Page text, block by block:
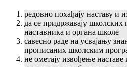
редовно похађају наставу и
да се придржавају школских
наставника и органа школе
савесно раде на усвајању
прописаних школским
не ометају извођење